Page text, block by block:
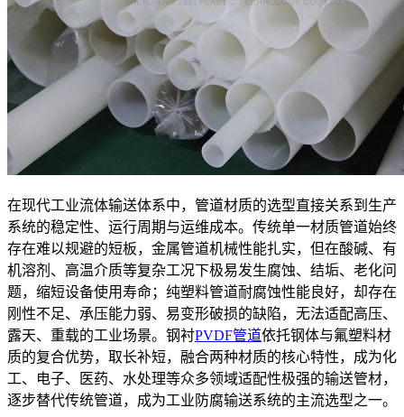
在现代工业流体输送体系中，管道材质的选型直接关系到生产
系统的稳定性、运行周期与运维成本。传统单一材质管道始终
存在难以规避的短板，金属管道机械性能扎实，但在酸碱、有
机溶剂、高温介质等复杂工况下极易发生腐蚀、结垢、老化问
题，缩短设备使用寿命；纯塑料管道耐腐蚀性能良好，却存在
刚性不足、承压能力弱、易变形破损的缺陷，无法适配高压、
露天、重载的工业场景。钢衬PVDF管道依托钢体与氟塑料材
质的复合优势，取长补短，融合两种材质的核心特性，成为化
工、电子、医药、水处理等众多领域适配性极强的输送管材，
逐步替代传统管道，成为工业防腐输送系统的主流选型之一。